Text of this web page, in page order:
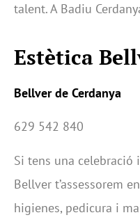
talent. A Badiu
Estètica
Bellver de Cerdanya
629 542 840
Si tens una
Bellver t’assessorem
higienes, pedicura i